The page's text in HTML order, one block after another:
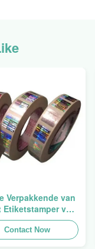
Verpakkende van
Etiketstamper van
het
Logo
Contact Now